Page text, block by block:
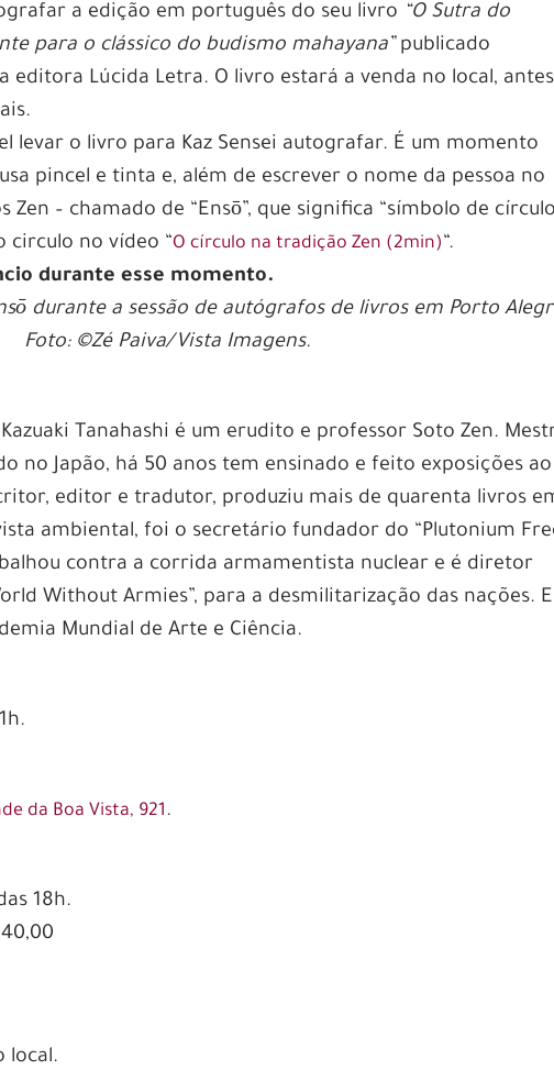
a edição em português do seu livro “O Sutra do
para o clássico do budismo mahayana”publicado
editora Lúcida Letra. O livro estará a venda no local,
levar o livro para Kaz Sensei autografar. É um momento
pincel e tinta e, além de escrever o nome da pessoa no
Zen – chamado de “Ensō”, que significa “símbolo de
circulo no vídeo “O círculo na tradição Zen (2min)“.
durante esse momento.
durante a sessão de autógrafos de livros em Porto
Foto: ©Zé Paiva/Vista Imagens.
Tanahashi é um erudito e professor Soto Zen.
no Japão, há 50 anos tem ensinado e feito exposições ao
editor e tradutor, produziu mais de quarenta livros
ambiental, foi o secretário fundador do “Plutonium
contra a corrida armamentista nuclear e é diretor
Without Armies”, para a desmilitarização das nações.
Mundial de Arte e Ciência.
da Boa Vista, 921 .
18h.
local.